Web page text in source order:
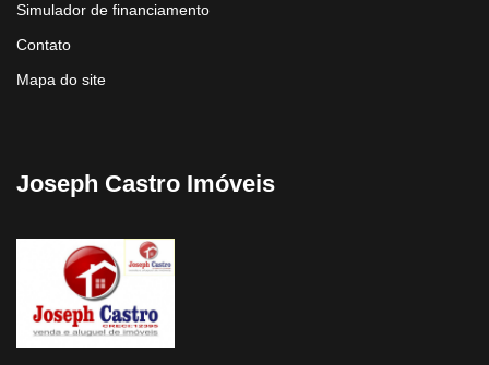
Simulador de financiamento
Contato
Mapa do site
Joseph Castro Imóveis